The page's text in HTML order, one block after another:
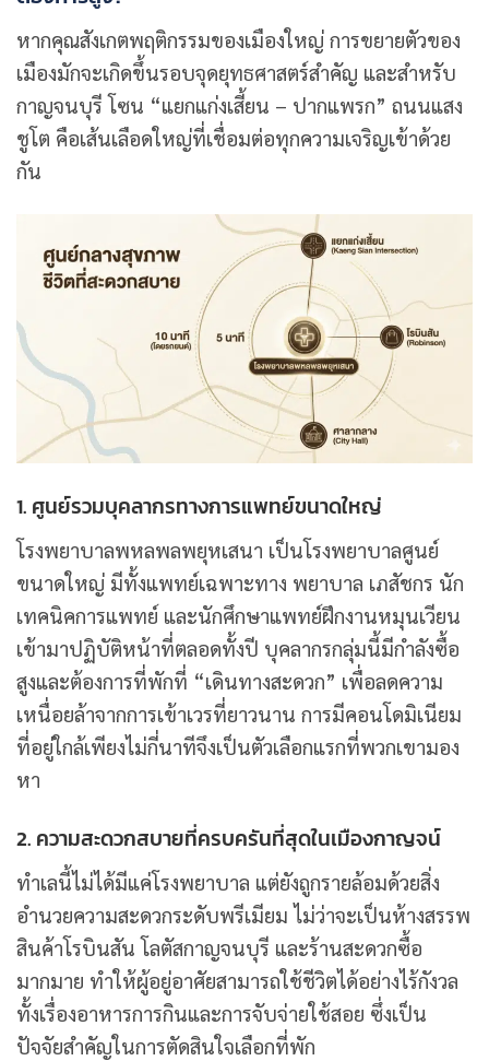
หากคุณสังเกตพฤติกรรมของเมืองใหญ่ การขยายตัวของ
เมืองมักจะเกิดขึ้นรอบจุดยุทธศาสตร์สำคัญ และสำหรับ
กาญจนบุรี โซน “แยกแก่งเสี้ยน – ปากแพรก” ถนนแสง
ชูโต คือเส้นเลือดใหญ่ที่เชื่อมต่อทุกความเจริญเข้าด้วย
กัน
1. ศูนย์รวมบุคลากรทางการแพทย์ขนาดใหญ่
โรงพยาบาลพหลพลพยุหเสนา เป็นโรงพยาบาลศูนย์
ขนาดใหญ่ มีทั้งแพทย์เฉพาะทาง พยาบาล เภสัชกร นัก
เทคนิคการแพทย์ และนักศึกษาแพทย์ฝึกงานหมุนเวียน
เข้ามาปฏิบัติหน้าที่ตลอดทั้งปี บุคลากรกลุ่มนี้มีกำลังซื้อ
สูงและต้องการที่พักที่ “เดินทางสะดวก” เพื่อลดความ
เหนื่อยล้าจากการเข้าเวรที่ยาวนาน การมีคอนโดมิเนียม
ที่อยู่ใกล้เพียงไม่กี่นาทีจึงเป็นตัวเลือกแรกที่พวกเขามอง
หา
2. ความสะดวกสบายที่ครบครันที่สุดในเมืองกาญจน์
ทำเลนี้ไม่ได้มีแค่โรงพยาบาล แต่ยังถูกรายล้อมด้วยสิ่ง
อำนวยความสะดวกระดับพรีเมียม ไม่ว่าจะเป็นห้างสรรพ
สินค้าโรบินสัน โลตัสกาญจนบุรี และร้านสะดวกซื้อ
มากมาย ทำให้ผู้อยู่อาศัยสามารถใช้ชีวิตได้อย่างไร้กังวล
ทั้งเรื่องอาหารการกินและการจับจ่ายใช้สอย ซึ่งเป็น
ปัจจัยสำคัญในการตัดสินใจเลือกที่พัก